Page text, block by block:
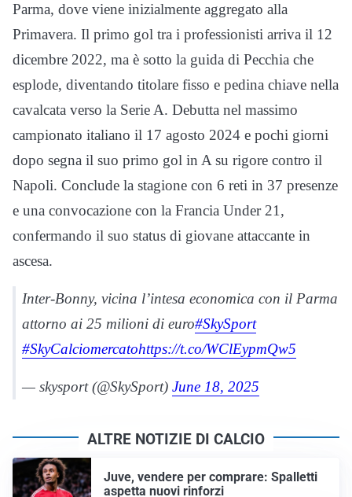
Parma, dove viene inizialmente aggregato alla
Primavera. Il primo gol tra i professionisti arriva il 12
dicembre 2022, ma è sotto la guida di Pecchia che
esplode, diventando titolare fisso e pedina chiave nella
cavalcata verso la Serie A. Debutta nel massimo
campionato italiano il 17 agosto 2024 e pochi giorni
dopo segna il suo primo gol in A su rigore contro il
Napoli. Conclude la stagione con 6 reti in 37 presenze
e una convocazione con la Francia Under 21,
confermando il suo status di giovane attaccante in
ascesa.
Inter-Bonny, vicina l’intesa economica con il Parma
attorno ai 25 milioni di euro#SkySport
#SkyCalciomercatohttps://t.co/WClEypmQw5
— skysport (@SkySport) June 18, 2025
ALTRE NOTIZIE DI CALCIO
Juve, vendere per comprare: Spalletti
aspetta nuovi rinforzi